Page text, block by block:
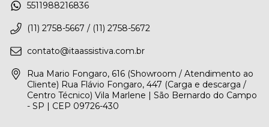
5511988216836
(11) 2758-5667 / (11) 2758-5672
contato@itaassistiva.com.br
Rua Mario Fongaro, 616 (Showroom / Atendimento ao
Cliente) Rua Flávio Fongaro, 447 (Carga e descarga /
Centro Técnico) Vila Marlene | São Bernardo do Campo
- SP | CEP 09726-430